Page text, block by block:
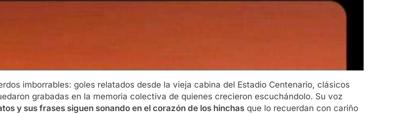
imborrables: goles relatados desde la vieja cabina del Estadio Centenario, clásicos
grabadas en la memoria colectiva de quienes crecieron escuchándolo. Su voz
y sus frases siguen sonando en el corazón de los hinchas que lo recuerdan con cariño